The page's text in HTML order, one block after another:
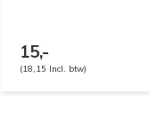
15,-
(18,15 Incl. btw)